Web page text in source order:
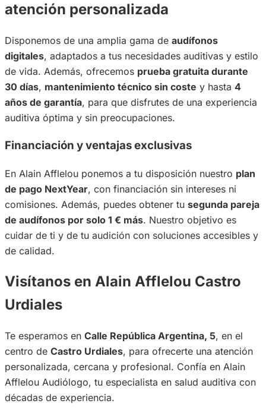
atención personalizada
Disponemos de una amplia gama de audífonos
digitales, adaptados a tus necesidades auditivas y estilo
de vida. Además, ofrecemos prueba gratuita durante
30 días, mantenimiento técnico sin coste y hasta 4
años de garantía, para que disfrutes de una experiencia
auditiva óptima y sin preocupaciones.
Financiación y ventajas exclusivas
En Alain Afflelou ponemos a tu disposición nuestro plan
de pago NextYear, con financiación sin intereses ni
comisiones. Además, puedes obtener tu segunda pareja
de audífonos por solo 1 € más. Nuestro objetivo es
cuidar de ti y de tu audición con soluciones accesibles y
de calidad.
Visítanos en Alain Afflelou Castro
Urdiales
Te esperamos en Calle República Argentina, 5, en el
centro de Castro Urdiales, para ofrecerte una atención
personalizada, cercana y profesional. Confía en Alain
Afflelou Audiólogo, tu especialista en salud auditiva con
décadas de experiencia.